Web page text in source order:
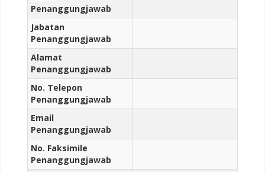
Penanggungjawab
Jabatan
Penanggungjawab
Alamat
Penanggungjawab
No. Telepon
Penanggungjawab
Email
Penanggungjawab
No. Faksimile
Penanggungjawab